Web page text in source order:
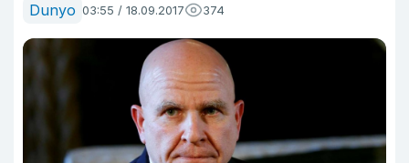
Dunyo 03:55 / 18.09.2017 374